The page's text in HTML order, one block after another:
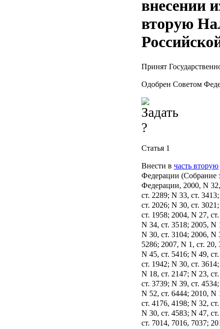
внесении
вторую
Принят
Одобрен Советом
Статья 1
Внести в часть вторую
Федерации (Собрание
Федерации, 2000, N
ст. 2289; N 33, ст.
ст. 2026; N 30, ст.
ст. 1958; 2004, N 27,
N 34, ст. 3518; 2005, N
N 30, ст. 3104; 2006, N
5286; 2007, N 1, ст. 20,
N 45, ст. 5416; N 49,
ст. 1942; N 30, ст.
N 18, ст. 2147; N 23,
ст. 3739; N 39, ст.
N 52, ст. 6444; 2010, N
ст. 4176, 4198; N 32,
N 30, ст. 4583; N 47,
ст. 7014, 7016, 7037;